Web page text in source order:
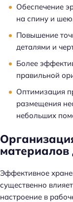
Обеспечение
на спину и
Повышение
деталями и
Более
правильной
Оптимизация
размещения
небольших
материалов
Эффективное
существенно
настроение в